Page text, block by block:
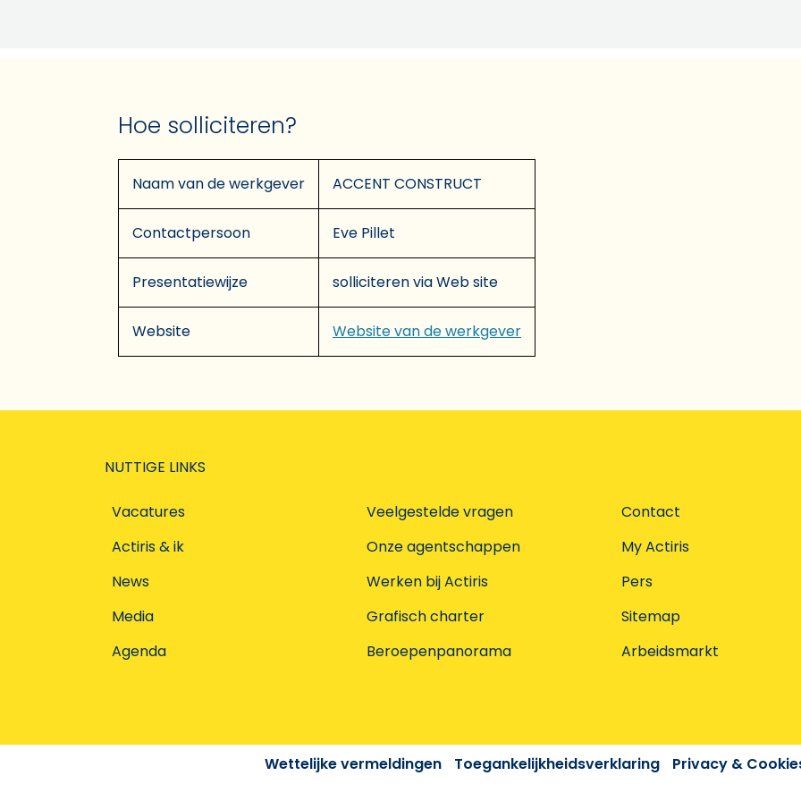
Hoe solliciteren?
Naam van de werkgever ACCENT CONSTRUCT
Contactpersoon Eve Pillet
Presentatiewijze solliciteren via Web site
Website Website van de werkgever
NUTTIGE LINKS
Vacatures
Actiris & ik
News
Media
Agenda
Veelgestelde vragen
Onze agentschappen
Werken bij Actiris
Grafisch charter
Beroepenpanorama
Contact
My Actiris
Pers
Sitemap
Arbeidsmarkt
Wettelijke vermeldingen Toegankelijkheidsverklaring Privacy &